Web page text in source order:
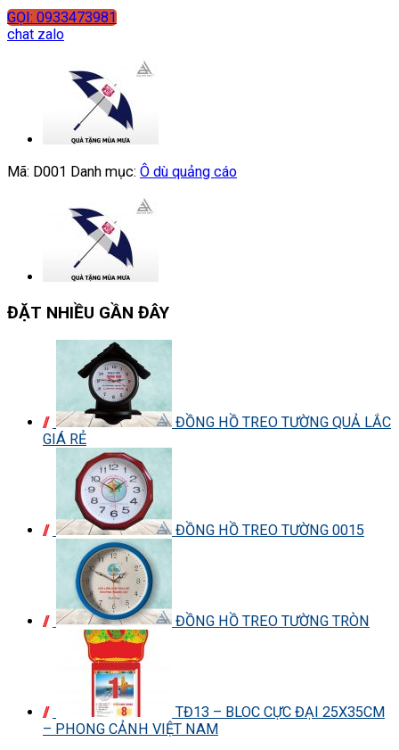
GỌI: 0933473981
chat zalo
Mã: D001 Danh mục: Ô dù quảng cáo
ĐẶT NHIỀU GẦN ĐÂY
ĐỒNG HỒ TREO TƯỜNG QUẢ LẮC
GIÁ RẺ
ĐỒNG HỒ TREO TƯỜNG 0015
ĐỒNG HỒ TREO TƯỜNG TRÒN
TĐ13 – BLOC CỰC ĐẠI 25X35CM
– PHONG CẢNH VIỆT NAM